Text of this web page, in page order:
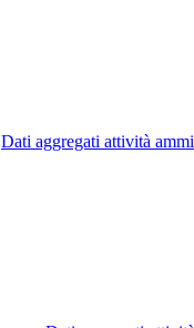
Dati aggregati attività